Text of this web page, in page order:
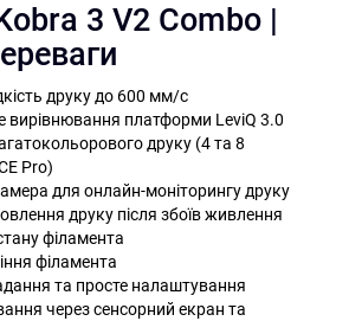
3 V2 Combo |
друку до 600 мм/с
вирівнювання платформи LeviQ 3.0
друку (4 та 8
Pro)
для онлайн-моніторингу друку
друку після збоїв живлення
філамента
філамента
та просте налаштування
через сенсорний екран та